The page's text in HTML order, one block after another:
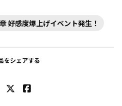
好感度爆上げイベント発生！
をシェアする